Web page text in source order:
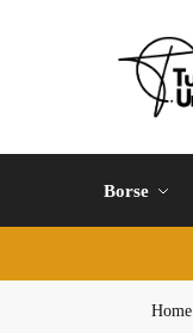
Borse
Home